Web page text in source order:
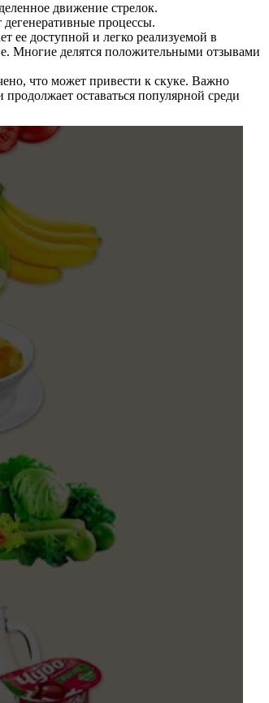
движение стрелок.
процессы.
ее доступной и легко реализуемой в
Многие делятся положительными отзывами
что может привести к скуке. Важно
оставаться популярной среди